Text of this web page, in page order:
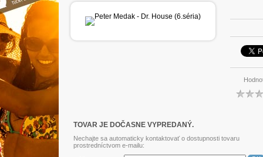
TOVAR JE DOČASNE VYPREDANÝ.
Nechajte sa automaticky kontaktovať o dostupnosti tovaru
prostredníctvom e-mailu: